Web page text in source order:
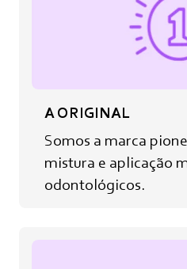
A ORIGINAL
Somos a marca
mistura e aplicação
odontológicos.